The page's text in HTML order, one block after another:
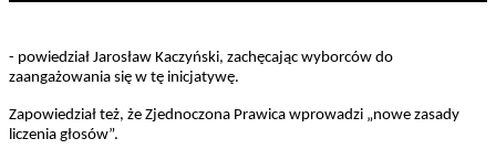
- powiedział Jarosław Kaczyński, zachęcając wyborców do
zaangażowania się w tę inicjatywę.
Zapowiedział też, że Zjednoczona Prawica wprowadzi „nowe zasady
liczenia głosów”.